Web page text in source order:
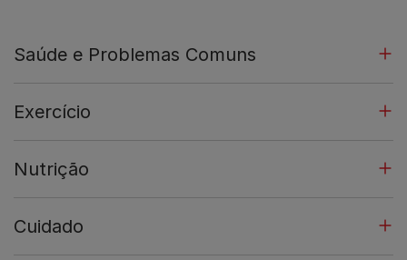
Saúde e Problemas Comuns
Exercício
Nutrição
Cuidado